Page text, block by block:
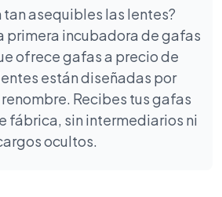
tan asequibles las lentes?
primera incubadora de gafas
ofrece gafas a precio de
están diseñadas por
Recibes tus gafas
fábrica, sin intermediarios ni
ocultos.